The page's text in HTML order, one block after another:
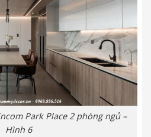
Park Place 2 phòng ngủ –
Hình 6